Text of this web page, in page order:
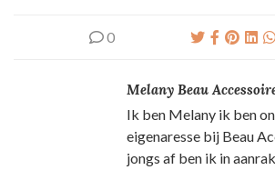
0
Melany Beau
Ik ben Melany ik ben
eigenaresse bij Beau
jongs af ben ik in